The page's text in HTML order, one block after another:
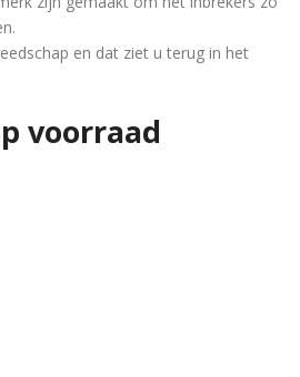
en dat ziet u terug in het
voorraad